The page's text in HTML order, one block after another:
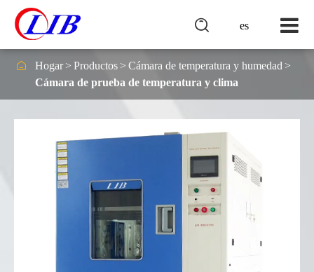
es

 Hogar Productos
Cámara de temperatura y humedad
Cámara de prueba de temperatura y clima